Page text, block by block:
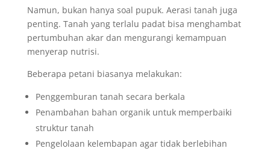
Namun, bukan hanya soal pupuk. Aerasi tanah juga
penting. Tanah yang terlalu padat bisa menghambat
pertumbuhan akar dan mengurangi kemampuan
menyerap nutrisi.
Beberapa petani biasanya melakukan:
Penggemburan tanah secara berkala
Penambahan bahan organik untuk memperbaiki
struktur tanah
Pengelolaan kelembapan agar tidak berlebihan